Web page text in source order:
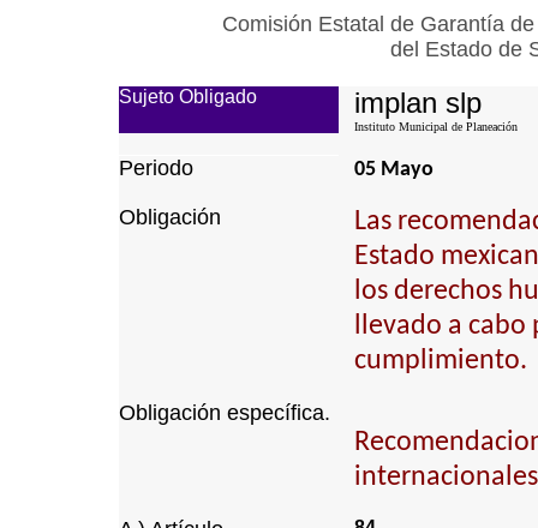
Comisión Estatal de Garantía
del Estado de
Sujeto Obligado implan slp
Instituto Municipal de Planeación
Periodo 05 Mayo
Obligación
Las
Estado
los derechos
llevado a cabo
cumplimiento.
Obligación específica.